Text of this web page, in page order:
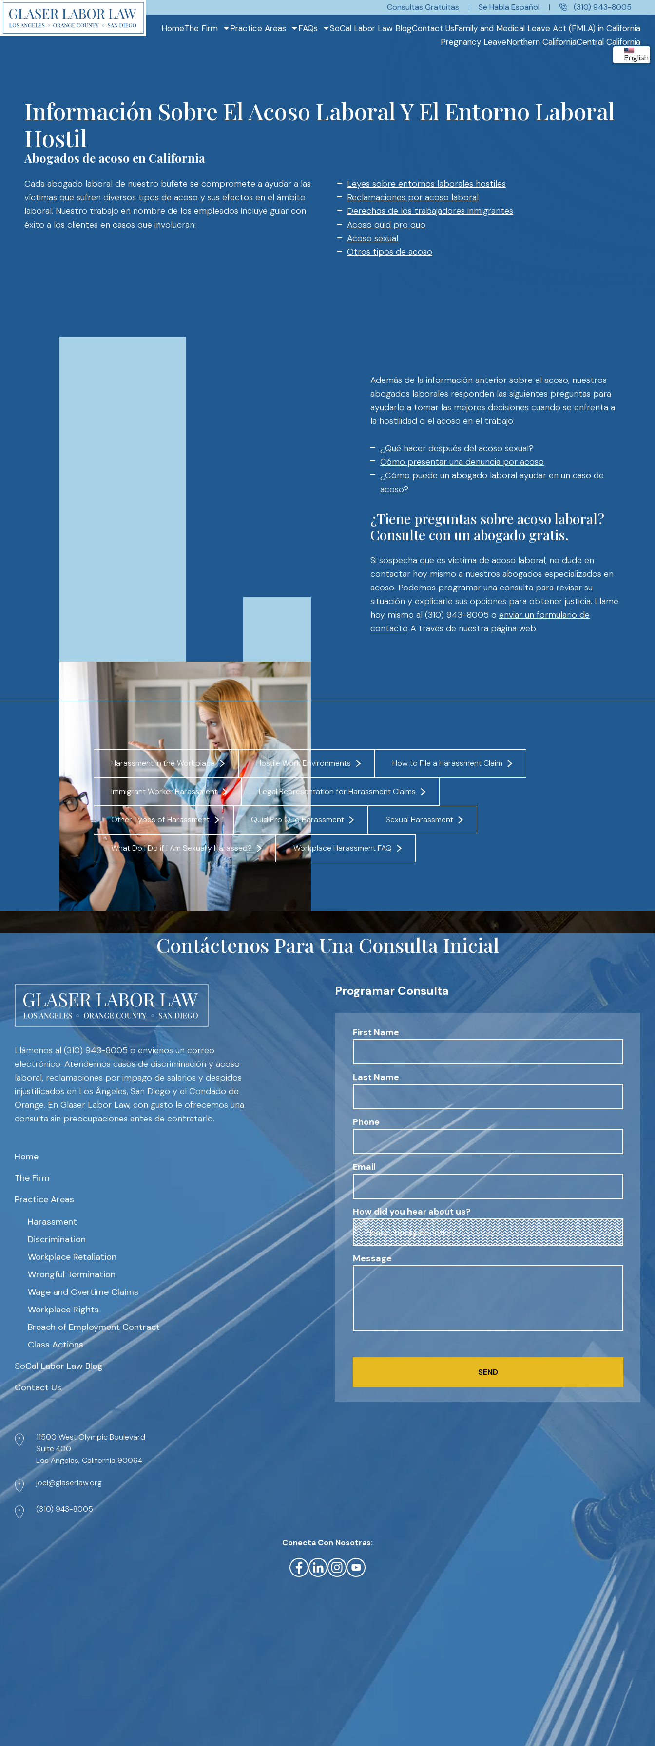
Skip
content
Consultas Gratuitas Se Habla Español (310) 943-8005
HomeThe Firm Practice Areas FAQs SoCal Labor Law BlogContact UsFamily and Medical Leave Act (FMLA) in California
Pregnancy LeaveNorthern CaliforniaCentral California
English
Información Sobre El Acoso Laboral Y El Entorno Laboral
Hostil
Abogados de acoso en California
Cada abogado laboral de nuestro bufete se compromete a ayudar a las
víctimas que sufren diversos tipos de acoso y sus efectos en el ámbito
laboral. Nuestro trabajo en nombre de los empleados incluye guiar con
éxito a los clientes en casos que involucran:
Leyes sobre entornos laborales hostiles
Reclamaciones por acoso laboral
Derechos de los trabajadores inmigrantes
Acoso quid pro quo
Acoso sexual
Otros tipos de acoso
Además de la información anterior sobre el acoso, nuestros
abogados laborales responden las siguientes preguntas para
ayudarlo a tomar las mejores decisiones cuando se enfrenta a
la hostilidad o el acoso en el trabajo:
¿Qué hacer después del acoso sexual?
Cómo presentar una denuncia por acoso
¿Cómo puede un abogado laboral ayudar en un caso de
acoso?
¿Tiene preguntas sobre acoso laboral?
Consulte con un abogado gratis.
Si sospecha que es víctima de acoso laboral, no dude en
contactar hoy mismo a nuestros abogados especializados en
acoso. Podemos programar una consulta para revisar su
situación y explicarle sus opciones para obtener justicia. Llame
hoy mismo al (310) 943-8005 oenviar un formulario de
contacto A través de nuestra página web.
Harassment in the Workplace Hostile Work Environments How to File a Harassment Claim
Immigrant Worker Harassment Legal Representation for Harassment Claims
Other Types of Harassment Quid Pro Quo Harassment Sexual Harassment
What Do I Do if I Am Sexually Harassed? Workplace Harassment FAQ
Contáctenos Para Una Consulta Inicial
Llámenos al (310) 943-8005 o envíenos un correo
electrónico. Atendemos casos de discriminación y acoso
laboral, reclamaciones por impago de salarios y despidos
injustificados en Los Ángeles, San Diego y el Condado de
Orange. En Glaser Labor Law, con gusto le ofrecemos una
consulta sin preocupaciones antes de contratarlo.
Home
The Firm
Practice Areas
Harassment
Discrimination
Workplace Retaliation
Wrongful Termination
Wage and Overtime Claims
Workplace Rights
Breach of Employment Contract
Class Actions
SoCal Labor Law Blog
Contact Us
Programar Consulta
First Name
Last Name
Phone
Email
How did you hear about us?
Message
11500 West Olympic Boulevard
Suite 400
Los Angeles, California 90064
joel@glaserlaw.org
(310) 943-8005
Conecta Con Nosotras: